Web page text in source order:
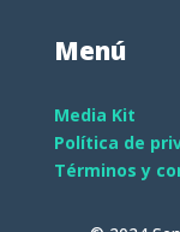
Menú
Media Kit
Política de
Términos y